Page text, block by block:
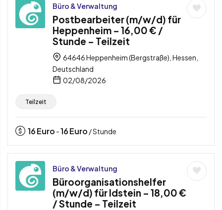
Büro & Verwaltung
Postbearbeiter (m/w/d) für
Heppenheim – 16,00 € /
Stunde – Teilzeit
64646 Heppenheim (Bergstraße), Hessen,
Deutschland
02/08/2026
Teilzeit
16Euro -16Euro / Stunde
Büro & Verwaltung
Büroorganisationshelfer
(m/w/d) für Idstein – 18,00 €
/ Stunde – Teilzeit